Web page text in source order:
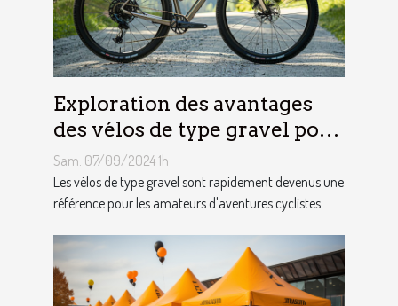
Exploration des avantages
des vélos de type gravel pour
les aventuriers
Sam. 07/09/2024 1h
Les vélos de type gravel sont rapidement devenus une
référence pour les amateurs d'aventures cyclistes....